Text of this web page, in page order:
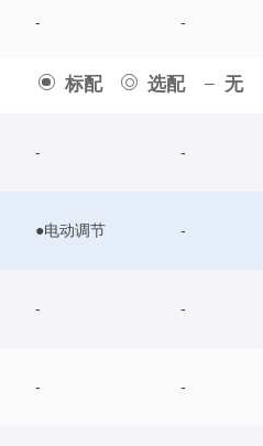
标配 选配 无
- -
- -
●电动调节 -
- -
- -